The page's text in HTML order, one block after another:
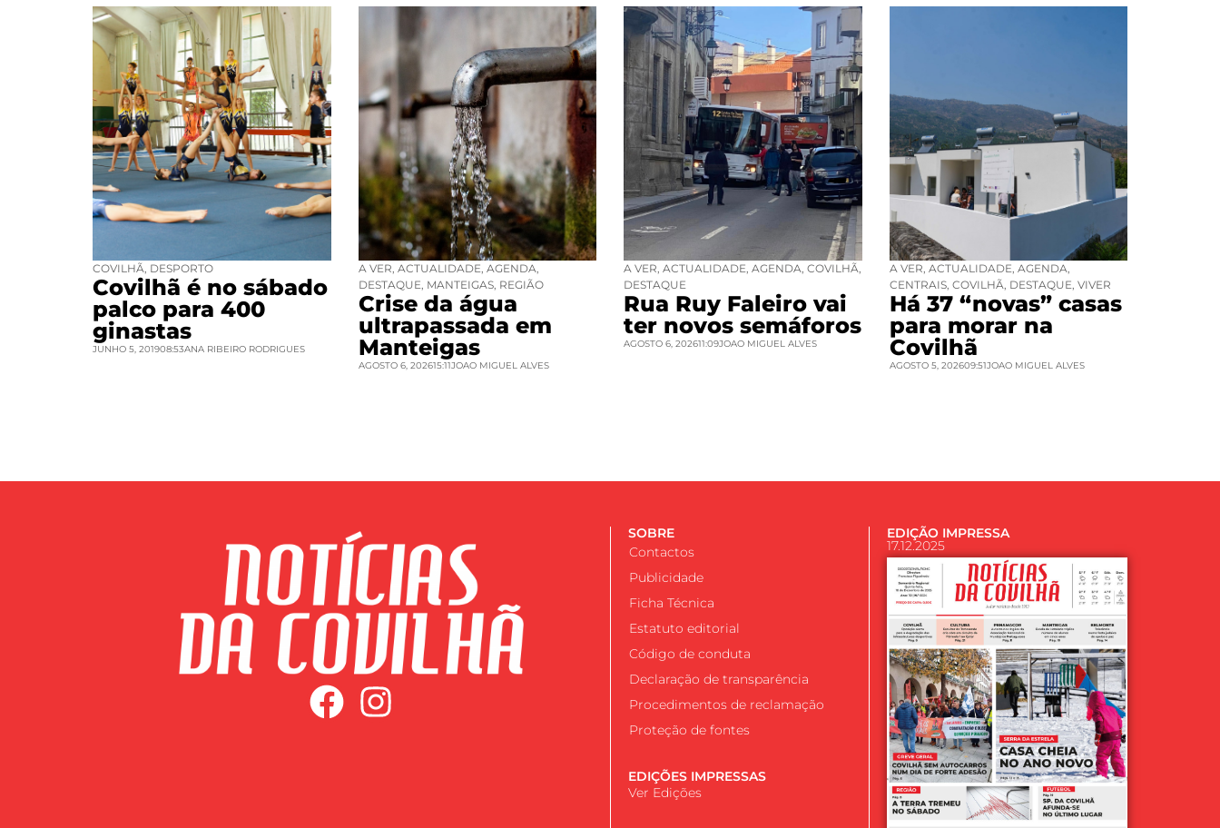
COVILHÃ, DESPORTO
Covilhã é no sábado
palco para 400
ginastas
JUNHO 5, 201908:53ANA RIBEIRO RODRIGUES
A VER, ACTUALIDADE, AGENDA,
DESTAQUE, MANTEIGAS, REGIÃO
Crise da água
ultrapassada em
Manteigas
AGOSTO 6, 202615:11JOAO MIGUEL ALVES
A VER, ACTUALIDADE, AGENDA, COVILHÃ,
DESTAQUE
Rua Ruy Faleiro vai
ter novos semáforos
AGOSTO 6, 202611:09JOAO MIGUEL ALVES
A VER, ACTUALIDADE, AGENDA,
CENTRAIS, COVILHÃ, DESTAQUE, VIVER
Há 37 “novas” casas
para morar na
Covilhã
AGOSTO 5, 202609:51JOAO MIGUEL ALVES
SOBRE
Contactos
Publicidade
Ficha Técnica
Estatuto editorial
Código de conduta
Declaração de transparência
Procedimentos de reclamação
Proteção de fontes
EDIÇÕES IMPRESSAS
Ver Edições
EDIÇÃO IMPRESSA
17.12.2025